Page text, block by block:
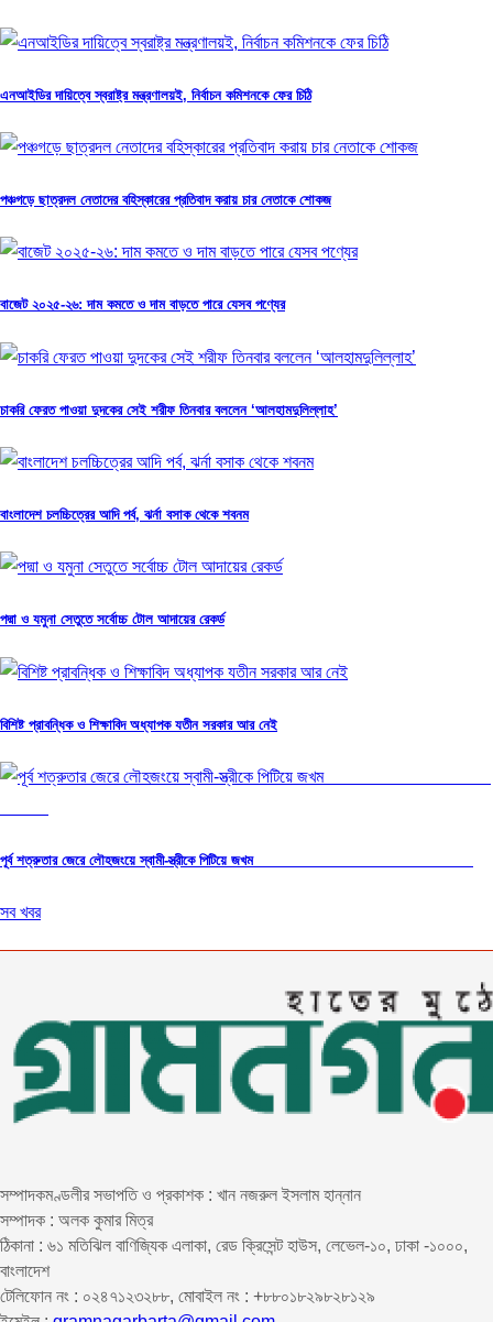
এনআইডির দায়িত্বে স্বরাষ্ট্র মন্ত্রণালয়ই, নির্বাচন কমিশনকে ফের চিঠি
পঞ্চগড়ে ছাত্রদল নেতাদের বহিস্কারের প্রতিবাদ করায় চার নেতাকে শোকজ
বাজেট ২০২৫-২৬: দাম কমতে ও দাম বাড়তে পারে যেসব পণ্যের
চাকরি ফেরত পাওয়া দুদকের সেই শরীফ তিনবার বললেন ‘আলহামদুলিল্লাহ’
বাংলাদেশ চলচ্চিত্রের আদি পর্ব, ঝর্না বসাক থেকে শবনম
পদ্মা ও যমুনা সেতুতে সর্বোচ্চ টোল আদায়ের রেকর্ড
বিশিষ্ট প্রাবন্ধিক ও শিক্ষাবিদ অধ্যাপক যতীন সরকার আর নেই
পূর্ব শত্রুতার জেরে লৌহজংয়ে স্বামী-স্ত্রীকে পিটিয়ে জখম
সব খবর
সম্পাদকমণ্ডলীর সভাপতি ও প্রকাশক : খান নজরুল ইসলাম হান্নান
সম্পাদক : অলক কুমার মিত্র
ঠিকানা : ৬১ মতিঝিল বাণিজ্যিক এলাকা, রেড ক্রিসেন্ট হাউস, লেভেল-১০, ঢাকা -১০০০,
বাংলাদেশ
টেলিফোন নং : ০২৪৭১২৩২৮৮, মোবাইল নং : +৮৮০১৮২৯৮২৮১২৯